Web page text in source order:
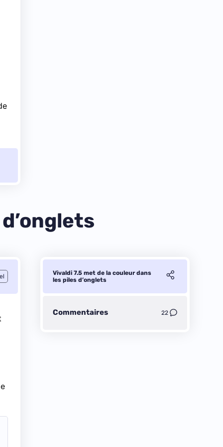
Vivaldi 7.5 met de la couleur dans
les piles d’onglets
Commentaires 22